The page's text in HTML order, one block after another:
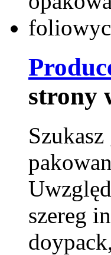
strony
szereg